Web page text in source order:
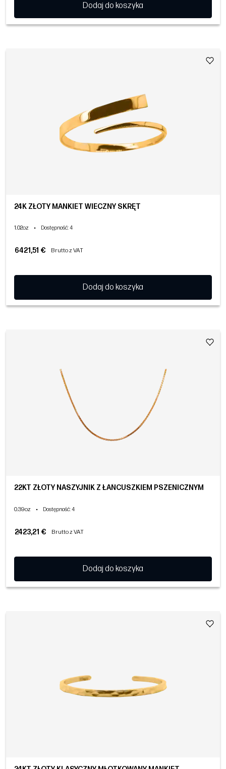
Dodaj do koszyka
24K ZŁOTY MANKIET WIECZNY SKRĘT
1.02oz • Dostępność: 4
6421,51 € Brutto z VAT
Dodaj do koszyka
22KT ZŁOTY NASZYJNIK Z ŁAŃCUSZKIEM PSZENICZNYM
0.39oz • Dostępność: 4
2423,21 € Brutto z VAT
Dodaj do koszyka